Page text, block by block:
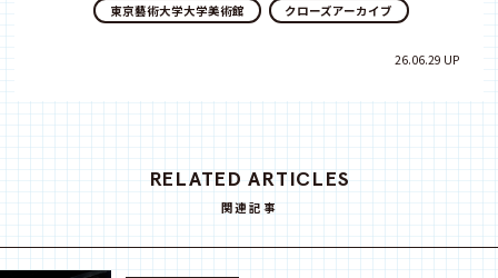
東京藝術大学大学美術館 クローズアーカイブ
26.06.29 UP
RELATED ARTICLES
関連記事